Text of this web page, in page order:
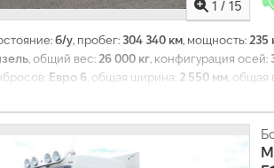
1 / 15
б/у, пробег: 304 340 км, мощность:235
, общий вес:26 000 кг, конфигурация осей:
Евро 6, общая ширина: 2 550 мм, общая